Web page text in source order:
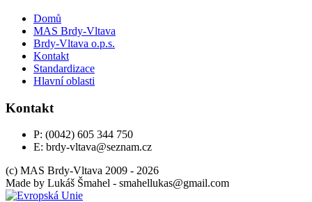
Domů
MAS Brdy-Vltava
Brdy-Vltava o.p.s.
Kontakt
Standardizace
Hlavní oblasti
Kontakt
P: (0042) 605 344 750
E: brdy-vltava@seznam.cz
(c) MAS Brdy-Vltava 2009 - 2026
Made by Lukáš Šmahel - moc.liamg@sakullehams